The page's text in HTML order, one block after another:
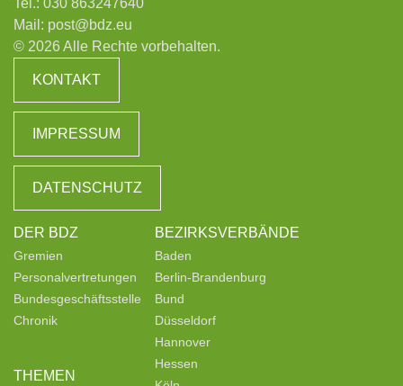
Tel.: 030 863247640
Mail: post@bdz.eu
© 2026 Alle Rechte vorbehalten.
KONTAKT
IMPRESSUM
DATENSCHUTZ
DER BDZ
Gremien
Personalvertretungen
Bundesgeschäftsstelle
Chronik
THEMEN
BEZIRKSVERBÄNDE
Baden
Berlin-Brandenburg
Bund
Düsseldorf
Hannover
Hessen